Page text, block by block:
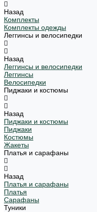
Назад
Комплекты
Комплекты одежды
Леггинсы и велосипедки
Назад
Леггинсы и велосипедки
Леггинсы
Велосипедки
Пиджаки и костюмы
Назад
Пиджаки и костюмы
Пиджаки
Костюмы
Жакеты
Платья и сарафаны
Назад
Платья и сарафаны
Платья
Сарафаны
Туники